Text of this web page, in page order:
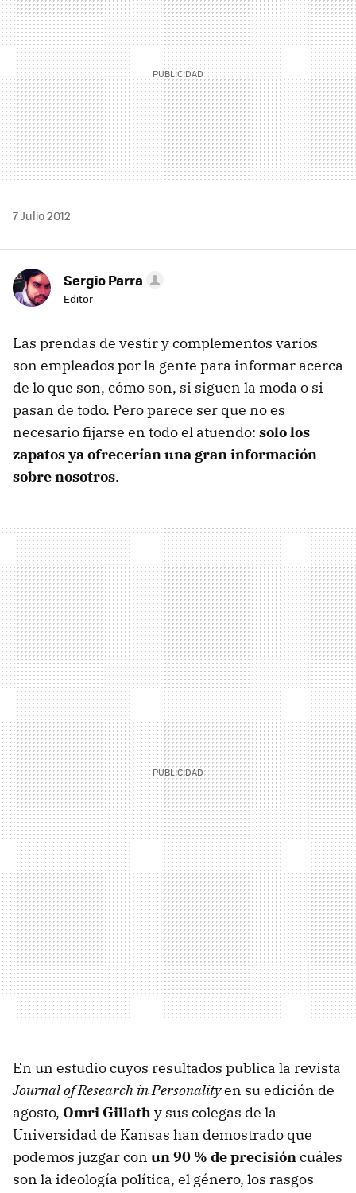
7 Julio 2012
Sergio Parra
Editor
Las prendas de vestir y complementos varios
son empleados por la gente para informar acerca
de lo que son, cómo son, si siguen la moda o si
pasan de todo. Pero parece ser que no es
necesario fijarse en todo el atuendo: solo los
zapatos ya ofrecerían una gran información
sobre nosotros.
En un estudio cuyos resultados publica la revista
Journal of Research in Personalityen su edición de
agosto, Omri Gillathy sus colegas de la
Universidad de Kansas han demostrado que
podemos juzgar con un 90 % de precisióncuáles
son la ideología política, el género, los rasgos